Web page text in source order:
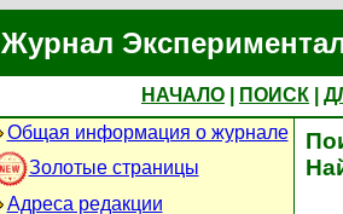
Журнал
НАЧАЛО ПОИСК
Общая информация о журнале
Золотые страницы
Адреса редакции